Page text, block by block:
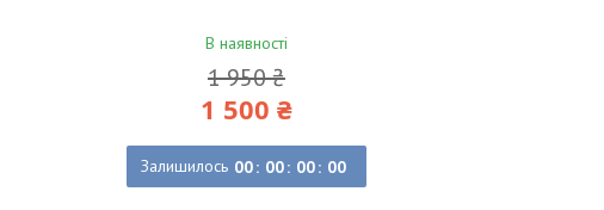
В наявності
1 950 ₴
1 500 ₴
Залишилось 00 00 00 00